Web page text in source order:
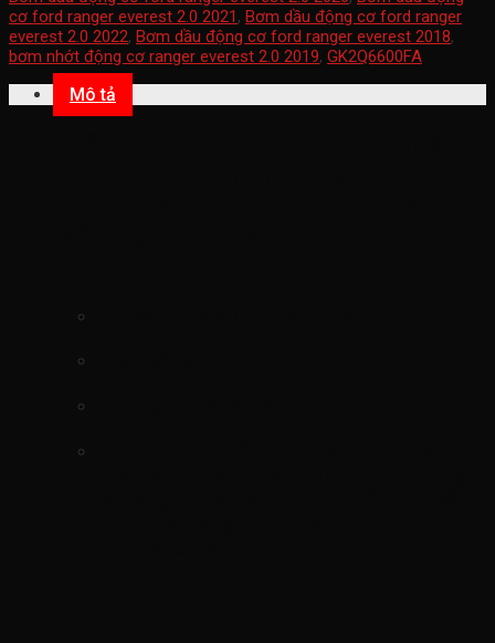
cơ ford ranger everest 2.0 2021 , Bơm dầu động cơ ford ranger
everest 2.0 2022, Bơm dầu động cơ ford ranger everest 2018,
bơm nhớt động cơ ranger everest 2.0 2019, GK2Q6600FA
Mô tả